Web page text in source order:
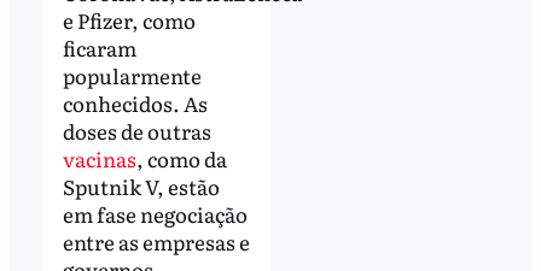
e Pfizer, como
ficaram
popularmente
conhecidos. As
doses de outras
vacinas, como da
Sputnik V, estão
em fase negociação
entre as empresas e